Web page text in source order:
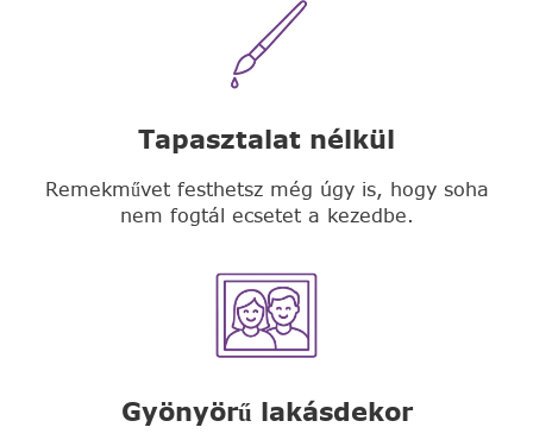
Tapasztalat nélkül
Remekművet festhetsz még úgy is, hogy soha
nem fogtál ecsetet a kezedbe.
Gyönyörű lakásdekor